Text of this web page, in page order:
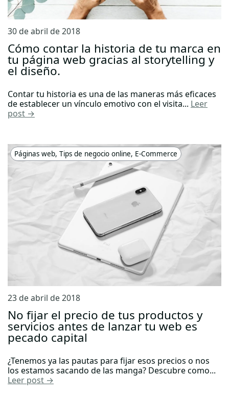
30 de abril de 2018
Cómo contar la historia de tu marca en
tu página web gracias al storytelling y
el diseño.
Contar tu historia es una de las maneras más eficaces
de establecer un vínculo emotivo con el visita... Leer
post →
Páginas web, Tips de negocio online, E-Commerce
23 de abril de 2018
No fijar el precio de tus productos y
servicios antes de lanzar tu web es
pecado capital
¿Tenemos ya las pautas para fijar esos precios o nos
los estamos sacando de las manga? Descubre como...
Leer post →